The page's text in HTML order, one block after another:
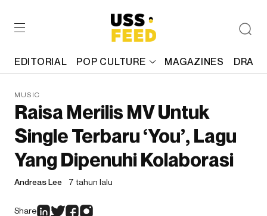
EDITORIAL POP CULTURE MAGAZINES
MUSIC
Raisa Merilis MV Untuk
Single Terbaru ‘You’, Lagu
Yang Dipenuhi Kolaborasi
Andreas Lee 7 tahun lalu
Share